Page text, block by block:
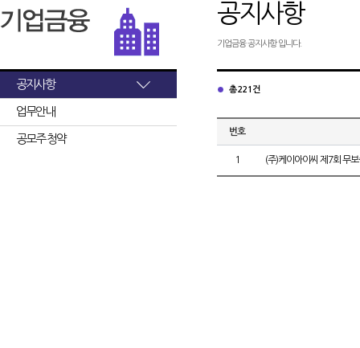
공지사항
업무안내
공모주 청약
공지사항
기업금융 공지사항 입니다.
총 221건
번호
1 (주)케이아이씨 제7회 무